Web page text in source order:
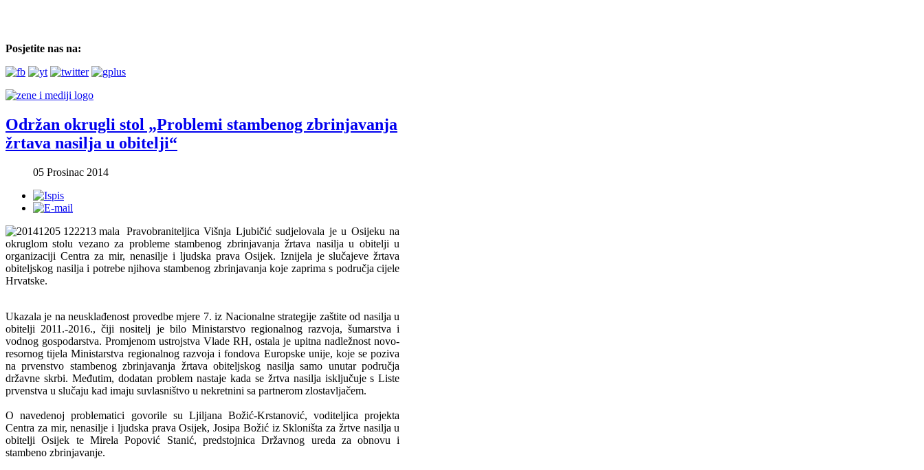
Posjetite nas na:
Održan okrugli stol „Problemi stambenog zbrinjavanja
žrtava nasilja u obitelji“
05 Prosinac 2014
Pravobraniteljica Višnja Ljubičić sudjelovala je u Osijeku na
okruglom stolu vezano za probleme stambenog zbrinjavanja žrtava nasilja u obitelji u
organizaciji Centra za mir, nenasilje i ljudska prava Osijek. Iznijela je slučajeve žrtava
obiteljskog nasilja i potrebe njihova stambenog zbrinjavanja koje zaprima s područja cijele
Hrvatske.
Ukazala je na neusklađenost provedbe mjere 7. iz Nacionalne strategije zaštite od nasilja u
obitelji 2011.-2016., čiji nositelj je bilo Ministarstvo regionalnog razvoja, šumarstva i
vodnog gospodarstva. Promjenom ustrojstva Vlade RH, ostala je upitna nadležnost novo-
resornog tijela Ministarstva regionalnog razvoja i fondova Europske unije, koje se poziva
na prvenstvo stambenog zbrinjavanja žrtava obiteljskog nasilja samo unutar područja
državne skrbi. Međutim, dodatan problem nastaje kada se žrtva nasilja isključuje s Liste
prvenstva u slučaju kad imaju suvlasništvo u nekretnini sa partnerom zlostavljačem.
O navedenoj problematici govorile su Ljiljana Božić-Krstanović, voditeljica projekta
Centra za mir, nenasilje i ljudska prava Osijek, Josipa Božić iz Skloništa za žrtve nasilja u
obitelji Osijek te Mirela Popović Stanić, predstojnica Državnog ureda za obnovu i
stambeno zbrinjavanje.